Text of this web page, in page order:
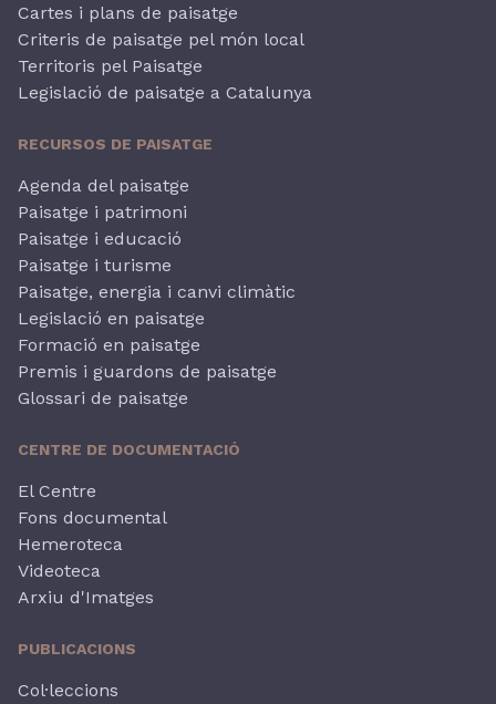
Cartes i plans de paisatge
Criteris de paisatge pel món local
Territoris pel Paisatge
Legislació de paisatge a Catalunya
RECURSOS DE PAISATGE
Agenda del paisatge
Paisatge i patrimoni
Paisatge i educació
Paisatge i turisme
Paisatge, energia i canvi climàtic
Legislació en paisatge
Formació en paisatge
Premis i guardons de paisatge
Glossari de paisatge
CENTRE DE DOCUMENTACIÓ
El Centre
Fons documental
Hemeroteca
Videoteca
Arxiu d'Imatges
PUBLICACIONS
Col·leccions